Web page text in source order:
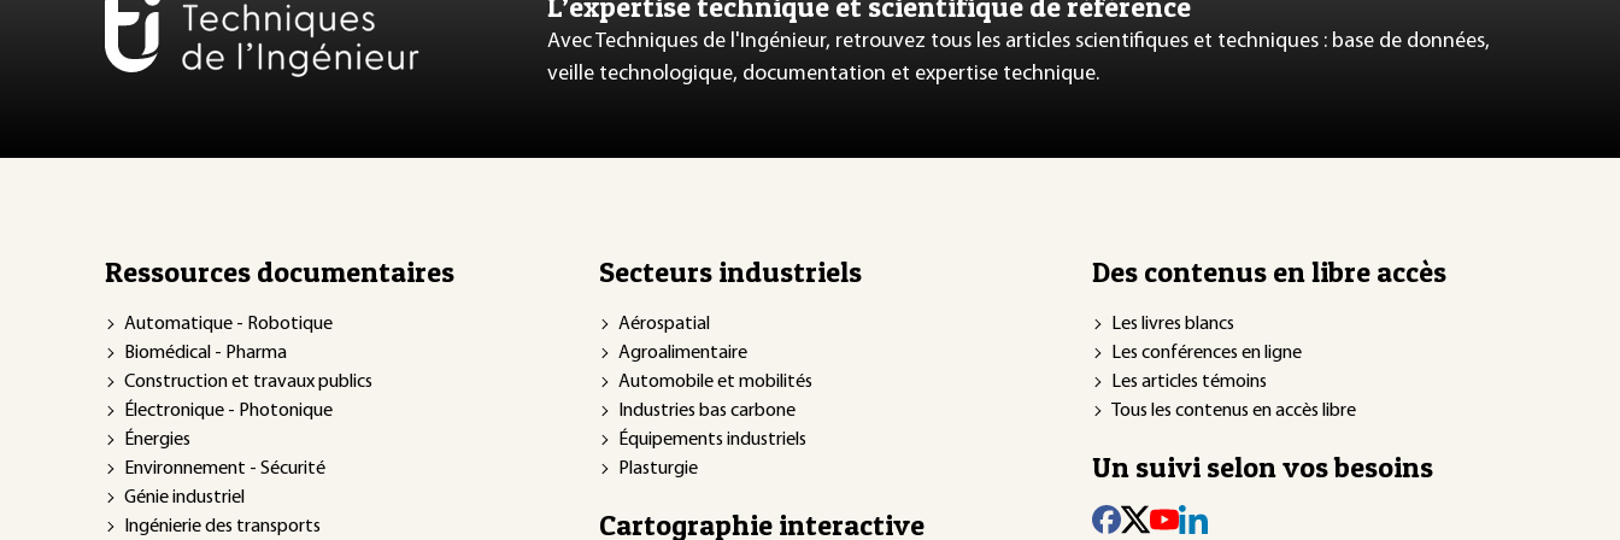
Avec Techniques de l'Ingénieur, retrouvez tous les articles scientifiques et techniques : base de données,
veille technologique, documentation et expertise technique.
Ressources documentaires
Automatique - Robotique
Biomédical - Pharma
Construction et travaux publics
Électronique - Photonique
Énergies
Environnement - Sécurité
Génie industriel
Ingénierie des transports
Secteurs industriels
Aérospatial
Agroalimentaire
Automobile et mobilités
Industries bas carbone
Équipements industriels
Plasturgie
Cartographie interactive
Des contenus en libre accès
Les livres blancs
Les conférences en ligne
Les articles témoins
Tous les contenus en accès libre
Un suivi selon vos besoins